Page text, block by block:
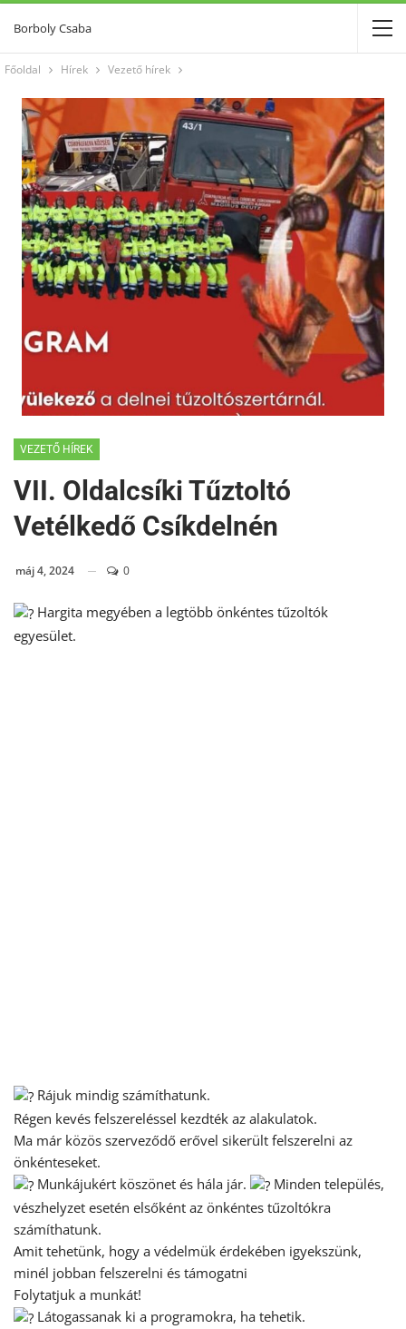
Borboly Csaba
Főoldal Hírek Vezető hírek
VEZETŐ HÍREK
VII. Oldalcsíki Tűztoltó
Vetélkedő Csíkdelnén
máj 4, 2024 0
Hargita megyében a legtöbb önkéntes tűzoltók
egyesület.
Rájuk mindig számíthatunk.
Régen kevés felszereléssel kezdték az alakulatok.
Ma már közös szerveződő erővel sikerült felszerelni az
önkénteseket.
Munkájukért köszönet és hála jár.
Minden település,
vészhelyzet esetén elsőként az önkéntes tűzoltókra
számíthatunk.
Amit tehetünk, hogy a védelmük érdekében igyekszünk,
minél jobban felszerelni és támogatni
Folytatjuk a munkát!
Látogassanak ki a programokra, ha tehetik.